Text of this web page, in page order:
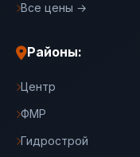
Все цены →
Районы:
Центр
ФМР
Гидрострой